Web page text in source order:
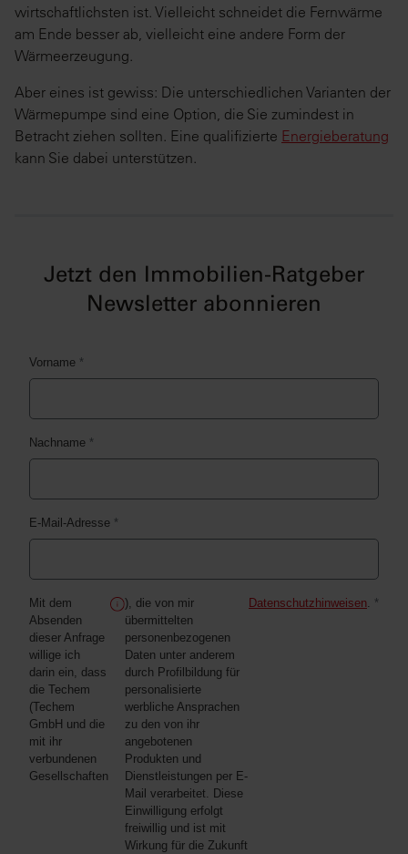
wirtschaftlichsten ist. Vielleicht schneidet die Fernwärme
am Ende besser ab, vielleicht eine andere Form der
Wärmeerzeugung.
Aber eines ist gewiss: Die unterschiedlichen Varianten der
Wärmepumpe sind eine Option, die Sie zumindest in
Betracht ziehen sollten. Eine qualifizierte Energieberatung
kann Sie dabei unterstützen.
Jetzt den Immobilien-Ratgeber
Newsletter abonnieren
*
Vorname
*
Nachname
*
E-Mail-Adresse
*
Mit dem
Absenden
dieser Anfrage
willige ich
darin ein, dass
die Techem
(Techem
GmbH und die
mit ihr
verbundenen
Gesellschaften
), die von mir
übermittelten
personenbezogenen
Daten unter anderem
durch Profilbildung für
personalisierte
werbliche Ansprachen
zu den von ihr
angebotenen
Produkten und
Dienstleistungen per E-
Mail verarbeitet. Diese
Einwilligung erfolgt
freiwillig und ist mit
Wirkung für die Zukunft
Datenschutzhinweisen.